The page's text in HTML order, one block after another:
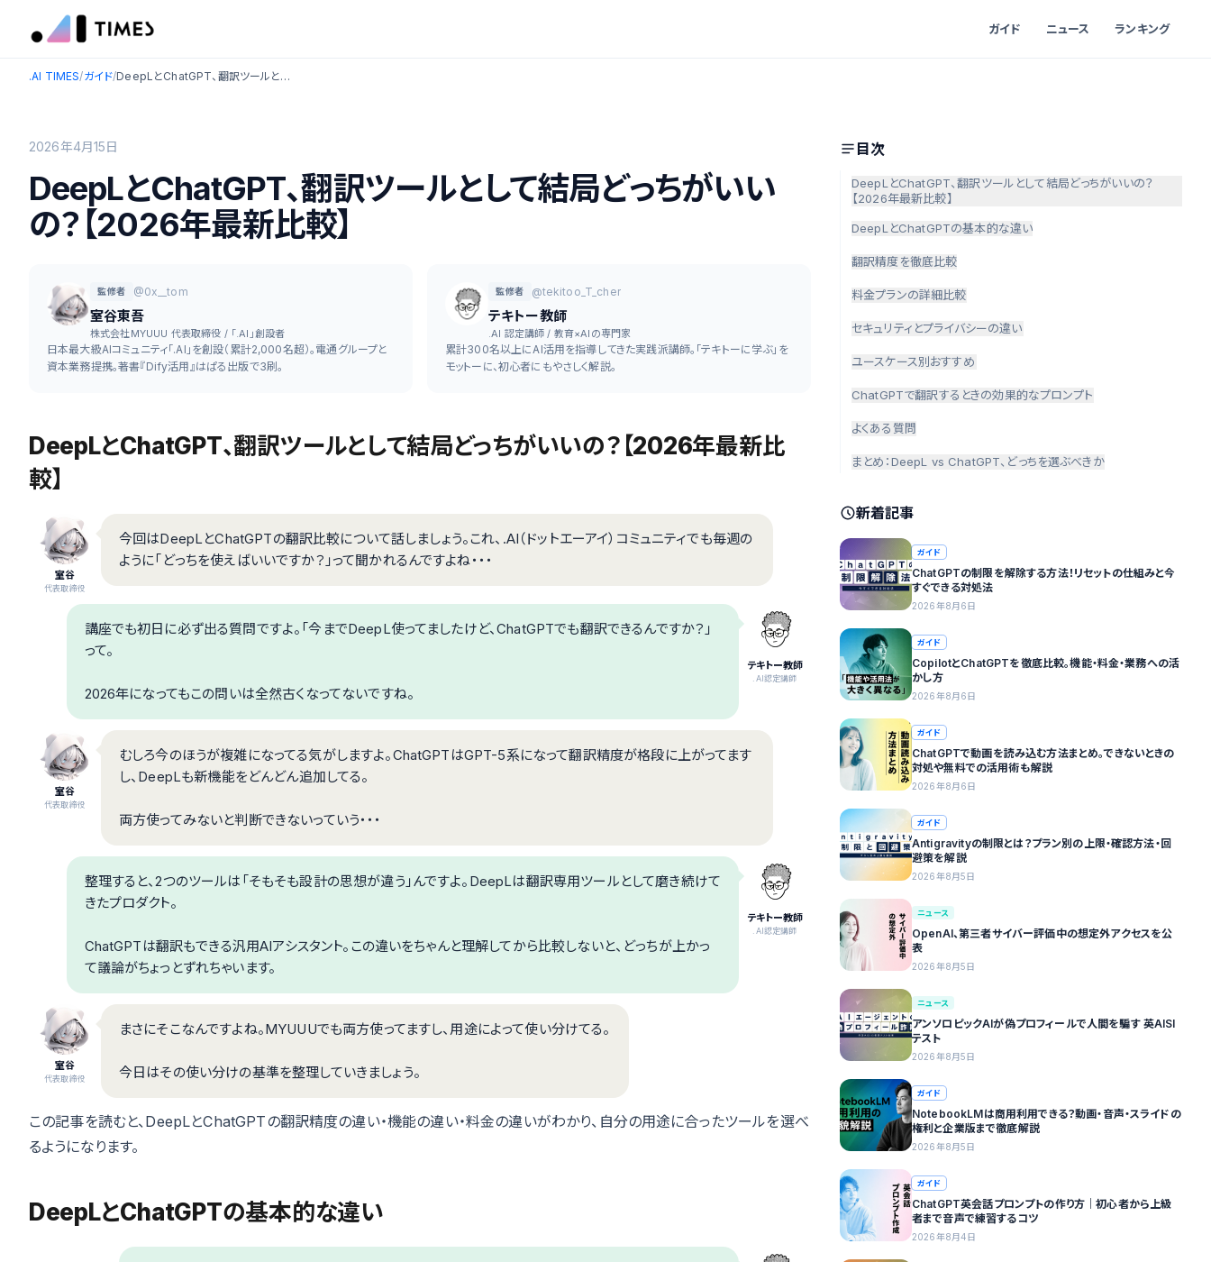
ガイド ニュース ランキング
.AI TIMES/ガイド/ DeepLとChatGPT、翻訳ツールとして結局どっちがいいの？【2026年最新比較】
2026年4月15日
DeepLとChatGPT、翻訳ツールとして結局どっちがいい
の？【2026年最新比較】
監修者 @0x__tom
室谷東吾
株式会社MYUUU 代表取締役 / 「.AI」創設者
日本最大級AIコミュニティ「.AI」を創設（累計2,000名超）。電通グループと
資本業務提携。著書『Dify活用』はぱる出版で3刷。
監修者 @tekitoo_T_cher
テキトー教師
.AI 認定講師 / 教育×AIの専門家
累計300名以上にAI活用を指導してきた実践派講師。「テキトーに学ぶ」を
モットーに、初心者にもやさしく解説。
DeepLとChatGPT、翻訳ツールとして結局どっちがいいの？【2026年最新比
較】
室谷
代表取締役
今回はDeepLとChatGPTの翻訳比較について話しましょう。これ、.AI（ドットエーアイ）コミュニティでも毎週の
ように「どっちを使えばいいですか？」って聞かれるんですよね・・・
テキトー教師
.AI認定講師
講座でも初日に必ず出る質問ですよ。「今までDeepL使ってましたけど、ChatGPTでも翻訳できるんですか？」
って。
2026年になってもこの問いは全然古くなってないですね。
室谷
代表取締役
むしろ今のほうが複雑になってる気がしますよ。ChatGPTはGPT-5系になって翻訳精度が格段に上がってます
し、DeepLも新機能をどんどん追加してる。
両方使ってみないと判断できないっていう・・・
テキトー教師
.AI認定講師
整理すると、2つのツールは「そもそも設計の思想が違う」んですよ。DeepLは翻訳専用ツールとして磨き続けて
きたプロダクト。
ChatGPTは翻訳もできる汎用AIアシスタント。この違いをちゃんと理解してから比較しないと、どっちが上かっ
て議論がちょっとずれちゃいます。
室谷
代表取締役
まさにそこなんですよね。MYUUUでも両方使ってますし、用途によって使い分けてる。
今日はその使い分けの基準を整理していきましょう。
この記事を読むと、DeepLとChatGPTの翻訳精度の違い・機能の違い・料金の違いがわかり、自分の用途に合ったツールを選べ
るようになります。
DeepLとChatGPTの基本的な違い
目次
DeepLとChatGPT、翻訳ツールとして結局どっちがいいの？
【2026年最新比較】
DeepLとChatGPTの基本的な違い
翻訳精度を徹底比較
料金プランの詳細比較
セキュリティとプライバシーの違い
ユースケース別おすすめ
ChatGPTで翻訳するときの効果的なプロンプト
よくある質問
まとめ：DeepL vs ChatGPT、どっちを選ぶべきか
新着記事
ガイド
ChatGPTの制限を解除する方法！リセットの仕組みと今
すぐできる対処法
2026年8月6日
ガイド
CopilotとChatGPTを徹底比較。機能・料金・業務への活
かし方
2026年8月6日
ガイド
ChatGPTで動画を読み込む方法まとめ。できないときの
対処や無料での活用術も解説
2026年8月6日
ガイド
Antigravityの制限とは？プラン別の上限・確認方法・回
避策を解説
2026年8月5日
ニュース
OpenAI、第三者サイバー評価中の想定外アクセスを公
表
2026年8月5日
ニュース
アンソロピックAIが偽プロフィールで人間を騙す 英AISI
テスト
2026年8月5日
ガイド
NotebookLMは商用利用できる？動画・音声・スライドの
権利と企業版まで徹底解説
2026年8月5日
ガイド
ChatGPT英会話プロンプトの作り方｜初心者から上級
者まで音声で練習するコツ
2026年8月4日